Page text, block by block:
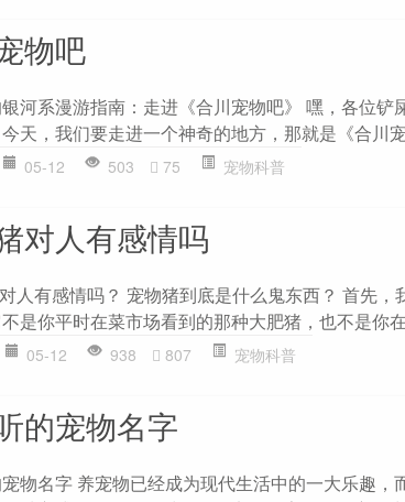
物吧
河系漫游指南：走进《合川宠物吧》 嘿，各位铲
天，我们要走进一个神奇的地方，那就是《合川
05-12 503 75 宠物科普
对人有感情吗
人有感情吗？ 宠物猪到底是什么鬼东西？ 首先，
是你平时在菜市场看到的那种大肥猪，也不是你
05-12 938 807 宠物科普
的宠物名字
物名字 养宠物已经成为现代生活中的一大乐趣，